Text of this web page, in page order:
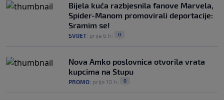
Bijela kuća razbjesnila fanove Marvela,
Spider-Manom promovirali deportacije:
Sramim se!
SVIJET prije 6 h 0
Nova Amko poslovnica otvorila vrata
kupcima na Stupu
PROMO prije 10 h 0